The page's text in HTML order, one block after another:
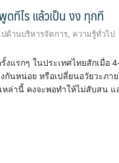
ดทีไร แล้วเป็น งง ทุกที
ด้านบริหารจัดการ ความรู้ทั่วไป
งแรกๆ ในประเทศไทยสักเมื่อ
กันหน่อย หรือเปลี่ยนอวัยวะภา
หล่านี้ คงจะพอทำให้ไม่สับสน แ